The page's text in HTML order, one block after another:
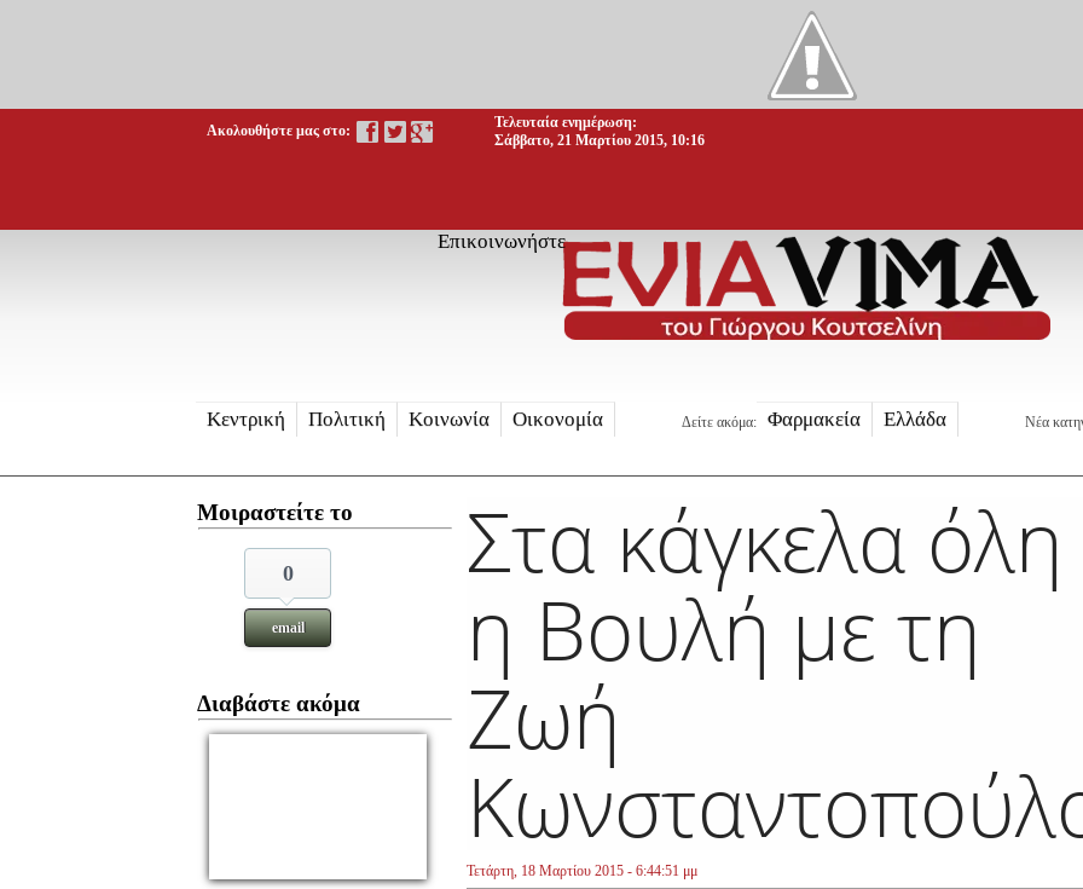
Ακολουθήστε μας στο:
Τελευταία ενημέρωση:
Σάββατο, 21 Μαρτίου 2015, 10:16
Επικοινωνήστε
Κεντρική Πολιτική Κοινωνία Οικονομία Δείτε ακόμα: Φαρμακεία Ελλάδα Νέα
Μοιραστείτε το
0
email
Διαβάστε ακόμα
Στα κάγκελα όλη
η Βουλή με τη
Ζωή
Τετάρτη, 18 Μαρτίου 2015 - 6:44:51 μμ